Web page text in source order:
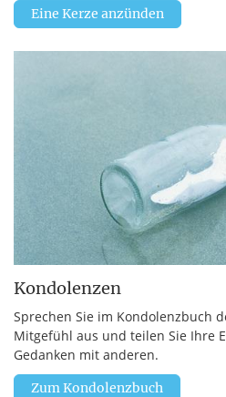
Eine Kerze anzünden
Kondolenzen
Sprechen Sie im Kondolenzbuch
Mitgefühl aus und teilen Sie Ihre
Gedanken mit anderen.
Zum Kondolenzbuch